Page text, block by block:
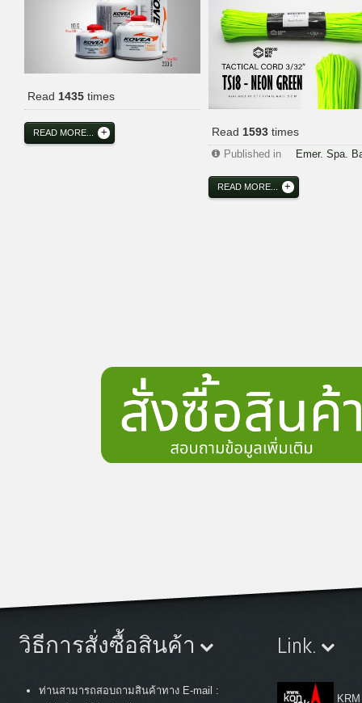
Read 1435 times
READ MORE... Read 1593times
Published in Emer. Spa.
READ MORE...
วิธีการสั่งซื้อสินค้า
ท่านสามารถสอบถามสินค้าทาง E-mail :
Link.
KRM